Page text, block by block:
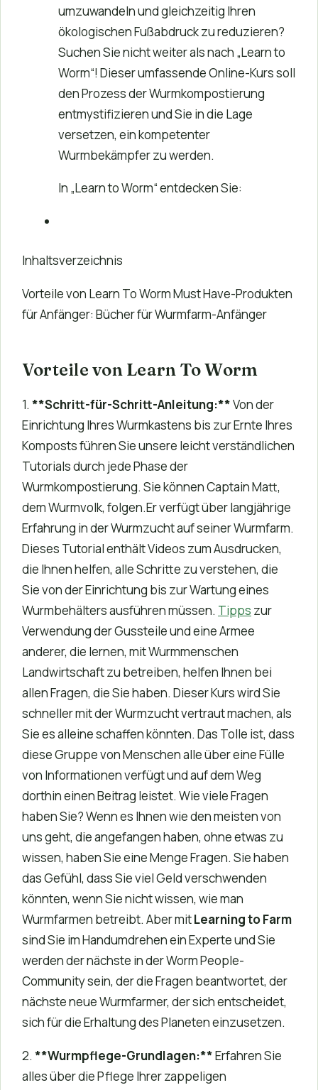
umzuwandeln und gleichzeitig Ihren
ökologischen Fußabdruck zu reduzieren?
Suchen Sie nicht weiter als nach „Learn to
Worm“! Dieser umfassende Online-Kurs soll
den Prozess der Wurmkompostierung
entmystifizieren und Sie in die Lage
versetzen, ein kompetenter
Wurmbekämpfer zu werden.
In „Learn to Worm“ entdecken Sie:
Inhaltsverzeichnis
Vorteile von Learn To Worm Must Have-Produkten
für Anfänger: Bücher für Wurmfarm-Anfänger
Vorteile von Learn To Worm
1. **Schritt-für-Schritt-Anleitung:**Von der
Einrichtung Ihres Wurmkastens bis zur Ernte Ihres
Komposts führen Sie unsere leicht verständlichen
Tutorials durch jede Phase der
Wurmkompostierung. Sie können Captain Matt,
dem Wurmvolk, folgen.Er verfügt über langjährige
Erfahrung in der Wurmzucht auf seiner Wurmfarm.
Dieses Tutorial enthält Videos zum Ausdrucken,
die Ihnen helfen, alle Schritte zu verstehen, die
Sie von der Einrichtung bis zur Wartung eines
Wurmbehälters ausführen müssen. Tipps zur
Verwendung der Gussteile und eine Armee
anderer, die lernen, mit Wurmmenschen
Landwirtschaft zu betreiben, helfen Ihnen bei
allen Fragen, die Sie haben. Dieser Kurs wird Sie
schneller mit der Wurmzucht vertraut machen, als
Sie es alleine schaffen könnten. Das Tolle ist, dass
diese Gruppe von Menschen alle über eine Fülle
von Informationen verfügt und auf dem Weg
dorthin einen Beitrag leistet. Wie viele Fragen
haben Sie? Wenn es Ihnen wie den meisten von
uns geht, die angefangen haben, ohne etwas zu
wissen, haben Sie eine Menge Fragen. Sie haben
das Gefühl, dass Sie viel Geld verschwenden
könnten, wenn Sie nicht wissen, wie man
Wurmfarmen betreibt. Aber mitLearning to Farm
sind Sie im Handumdrehen ein Experte und Sie
werden der nächste in der Worm People-
Community sein, der die Fragen beantwortet, der
nächste neue Wurmfarmer, der sich entscheidet,
sich für die Erhaltung des Planeten einzusetzen.
2. **Wurmpflege-Grundlagen:**Erfahren Sie
alles über die Pflege Ihrer zappeligen